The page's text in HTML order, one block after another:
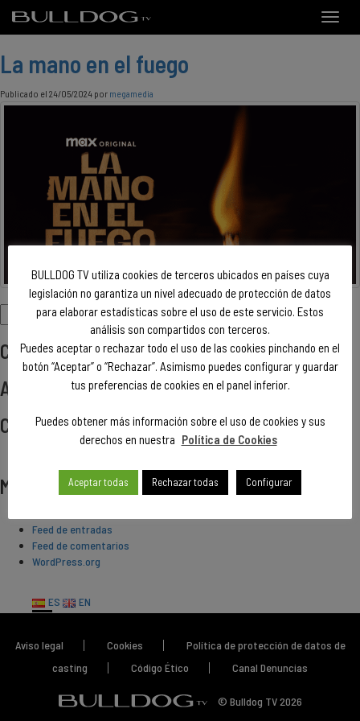
Toggle
La mano en el fuego
Publicado el 24/05/2024 por megamedia
Comentarios recientes
Archivos
Categorías
Meta
Feed de entradas
Feed de comentarios
WordPress.org
ES EN
Aviso legal Cookies
Política de protección de datos de
casting
Código Ético Canal Denuncias
© Bulldog TV 2026
BULLDOG TV utiliza cookies de terceros ubicados en países cuya
legislación no garantiza un nivel adecuado de protección de datos
para elaborar estadísticas sobre el uso de este servicio. Estos
análisis son compartidos con terceros.
Puedes aceptar o rechazar todo el uso de las cookies pinchando en el
botón “Aceptar” o “Rechazar”. Asimismo puedes configurar y guardar
tus preferencias de cookies en el panel inferior.
Puedes obtener más información sobre el uso de cookies y sus
derechos en nuestra Política de Cookies
Aceptar todas Rechazar todas Configurar